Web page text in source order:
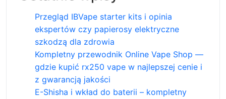
Przegląd IBVape starter kits i opinia
ekspertów czy papierosy elektryczne
szkodzą dla zdrowia
Kompletny przewodnik Online Vape Shop —
gdzie kupić rx250 vape w najlepszej cenie i
z gwarancją jakości
E-Shisha i wkład do baterii – kompletny